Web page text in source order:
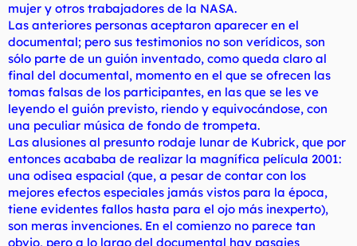
mujer y otros trabajadores de la NASA.
Las anteriores personas aceptaron aparecer en el
documental; pero sus testimonios no son verídicos, son
sólo parte de un guión inventado, como queda claro al
final del documental, momento en el que se ofrecen las
tomas falsas de los participantes, en las que se les ve
leyendo el guión previsto, riendo y equivocándose, con
una peculiar música de fondo de trompeta.
Las alusiones al presunto rodaje lunar de Kubrick, que por
entonces acababa de realizar la magnífica película 2001:
una odisea espacial (que, a pesar de contar con los
mejores efectos especiales jamás vistos para la época,
tiene evidentes fallos hasta para el ojo más inexperto),
son meras invenciones. En el comienzo no parece tan
obvio, pero a lo largo del documental hay pasajes